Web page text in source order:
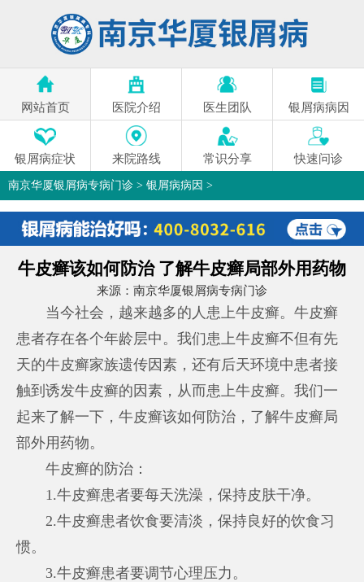
网站首页 医院介绍 医生团队 银屑病病因
银屑病症状 来院路线 常识分享 快速问诊
南京华厦银屑病专病门诊 > 银屑病病因 >
牛皮癣该如何防治 了解牛皮癣局部外用药物
来源： 南京华厦银屑病专病门诊
当今社会，越来越多的人患上牛皮癣。牛皮癣
患者存在各个年龄层中。我们患上牛皮癣不但有先
天的牛皮癣家族遗传因素，还有后天环境中患者接
触到诱发牛皮癣的因素，从而患上牛皮癣。我们一
起来了解一下，牛皮癣该如何防治，了解牛皮癣局
部外用药物。
牛皮癣的防治：
1.牛皮癣患者要每天洗澡，保持皮肤干净。
2.牛皮癣患者饮食要清淡，保持良好的饮食习
惯。
3.牛皮癣患者要调节心理压力。